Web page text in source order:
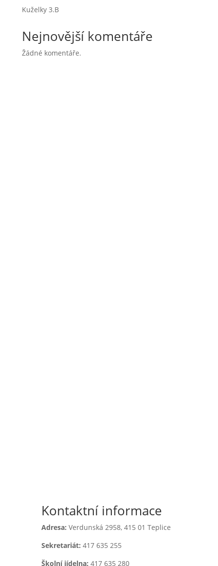
Kuželky 3.B
Nejnovější komentáře
Žádné komentáře.
Kontaktní informace
Adresa: Verdunská 2958, 415 01 Teplice
Sekretariát: 417 635 255
Školní jídelna: 417 635 280